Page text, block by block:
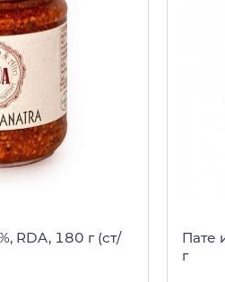
RDA, 180 г (ст/
Пате
г